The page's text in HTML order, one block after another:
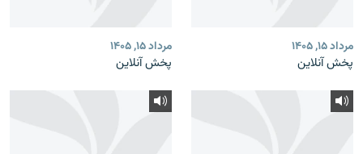
مرداد ۱۵, ۱۴۰۵
پخش آنلاین
مرداد ۱۵, ۱۴۰۵
پخش آنلاین